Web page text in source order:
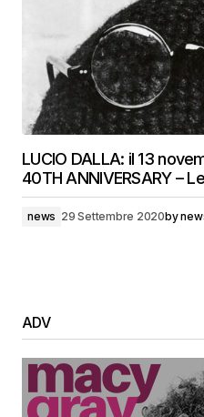
LUCIO DALLA: il 13
40TH ANNIVERSARY –
news 29 Settembre 2020by
ADV